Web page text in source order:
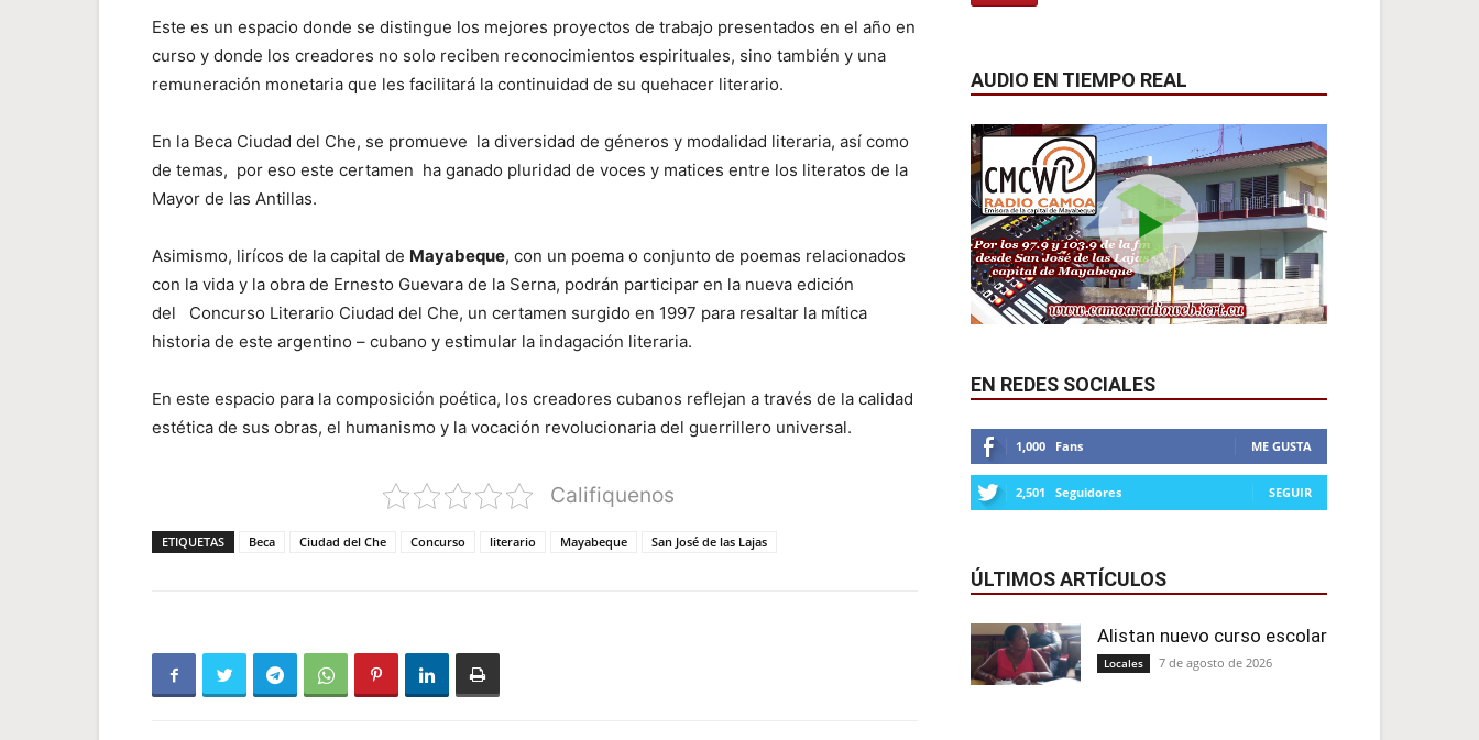
Este es un espacio donde se distingue los mejores proyectos de trabajo presentados en el año en
curso y donde los creadores no solo reciben reconocimientos espirituales, sino también y una
remuneración monetaria que les facilitará la continuidad de su quehacer literario.
En la Beca Ciudad del Che, se promueve la diversidad de géneros y modalidad literaria, así como
de temas, por eso este certamen ha ganado pluridad de voces y matices entre los literatos de la
Mayor de las Antillas.
Asimismo, lirícos de la capital de Mayabeque, con un poema o conjunto de poemas relacionados
con la vida y la obra de Ernesto Guevara de la Serna, podrán participar en la nueva edición
del Concurso Literario Ciudad del Che, un certamen surgido en 1997 para resaltar la mítica
historia de este argentino – cubano y estimular la indagación literaria.
En este espacio para la composición poética, los creadores cubanos reflejan a través de la calidad
estética de sus obras, el humanismo y la vocación revolucionaria del guerrillero universal.
Califiquenos
ETIQUETAS Beca Ciudad del Che Concurso literario Mayabeque San José de las Lajas
AUDIO EN TIEMPO REAL
EN REDES SOCIALES
1,000 Fans ME GUSTA
2,501 Seguidores SEGUIR
ÚLTIMOS ARTÍCULOS
Alistan nuevo curso escolar
Locales 7 de agosto de 2026